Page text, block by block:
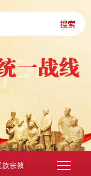
搜索
族宗教